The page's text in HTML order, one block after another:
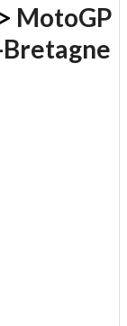
> MotoGP
Bretagne